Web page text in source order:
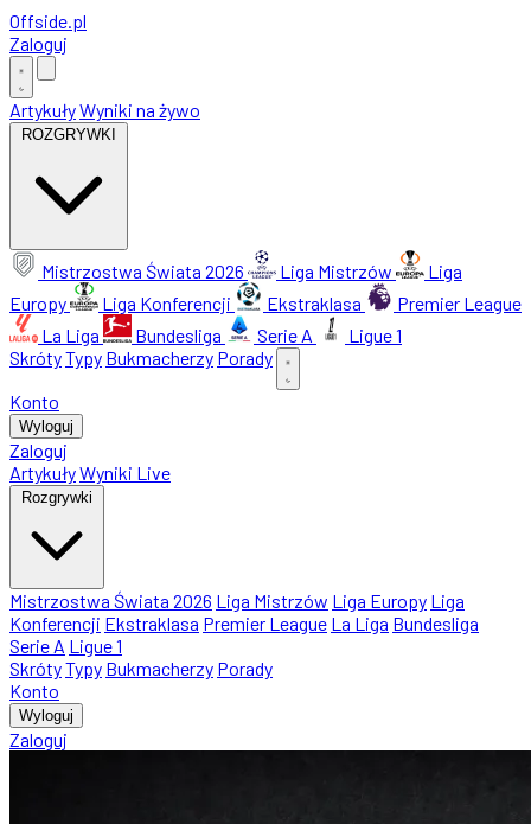
Offside.pl
Zaloguj
ArtykułyWyniki na żywo
ROZGRYWKI
Mistrzostwa Świata 2026 Liga Mistrzów
Liga
Europy
Liga Konferencji Ekstraklasa
Premier League
La Liga
Bundesliga Serie A
Ligue 1
SkrótyTypy Bukmacherzy Porady
Konto
Wyloguj
Zaloguj
ArtykułyWyniki Live
Rozgrywki
Mistrzostwa Świata 2026 Liga Mistrzów Liga Europy Liga
Konferencji Ekstraklasa Premier League La Liga Bundesliga
Serie A Ligue 1
SkrótyTypy Bukmacherzy Porady
Konto
Wyloguj
Zaloguj